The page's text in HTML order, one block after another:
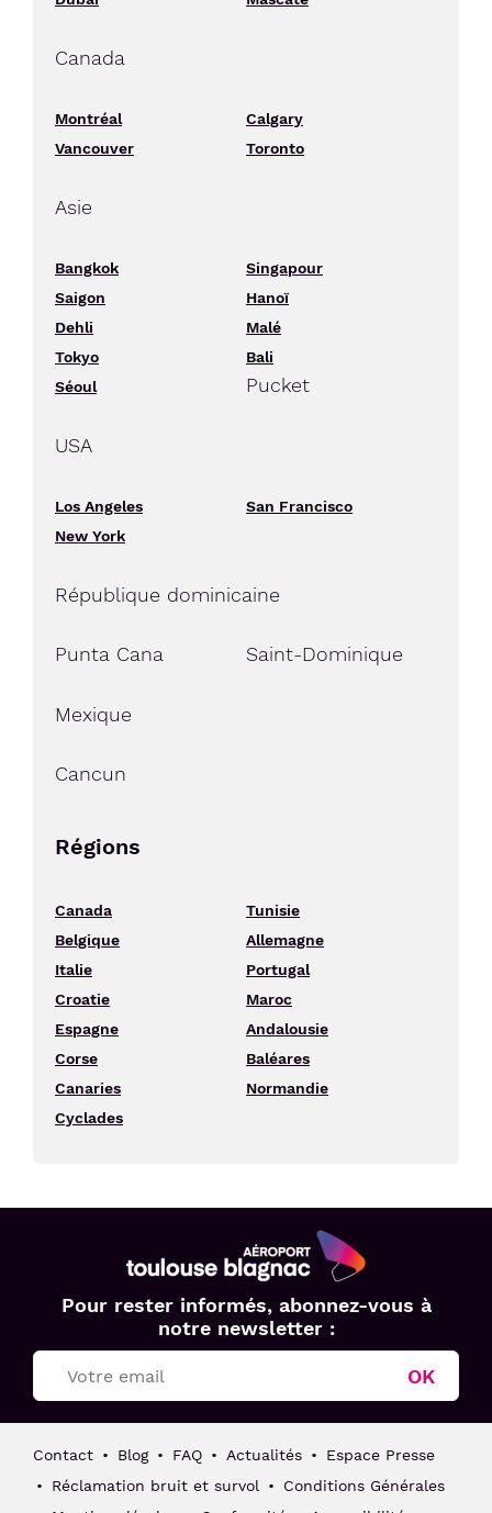
Canada
Montréal
Calgary
Vancouver
Toronto
Asie
Bangkok
Singapour
Saigon
Hanoï
Dehli
Malé
Tokyo
Bali
Séoul
Pucket
USA
Los Angeles
San Francisco
New York
République dominicaine
Punta Cana Saint-Dominique
Mexique
Cancun
Régions
Canada
Tunisie
Belgique
Allemagne
Italie
Portugal
Croatie
Maroc
Espagne
Andalousie
Corse
Baléares
Canaries
Normandie
Cyclades
Aéroport
Toulouse
Blagnac
Pour rester informés, abonnez-vous à
notre newsletter :
OK
Contact Blog FAQ Actualités
Espace Presse
Réclamation bruit et survol
Conditions Générales